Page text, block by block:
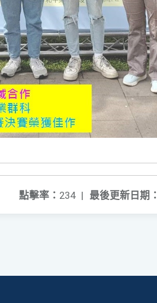
最後更新日期：
點擊率： 234 |